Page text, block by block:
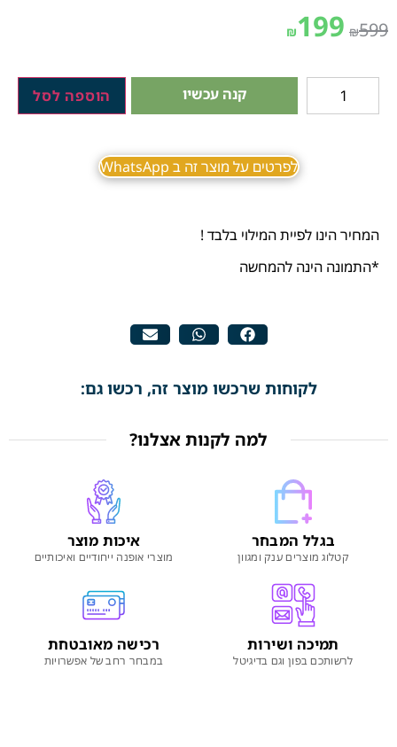
₪599
₪199
קנה עכשיו הוספה לסל
לפרטים על מוצר זה ב WhatsApp
המחיר הינו לפיית המילוי בלבד !
*התמונה הינה להמחשה
לקוחות שרכשו מוצר זה, רכשו גם:
למה לקנות אצלנו?
בגלל המבחר
קטלוג מוצרים ענק ומגוון
איכות מוצר
מוצרי אופנה ייחודיים ואיכותיים
תמיכה ושירות
לרשותכם בפון וגם בדיגיטל
רכישה מאובטחת
במבחר רחב של אפשרויות